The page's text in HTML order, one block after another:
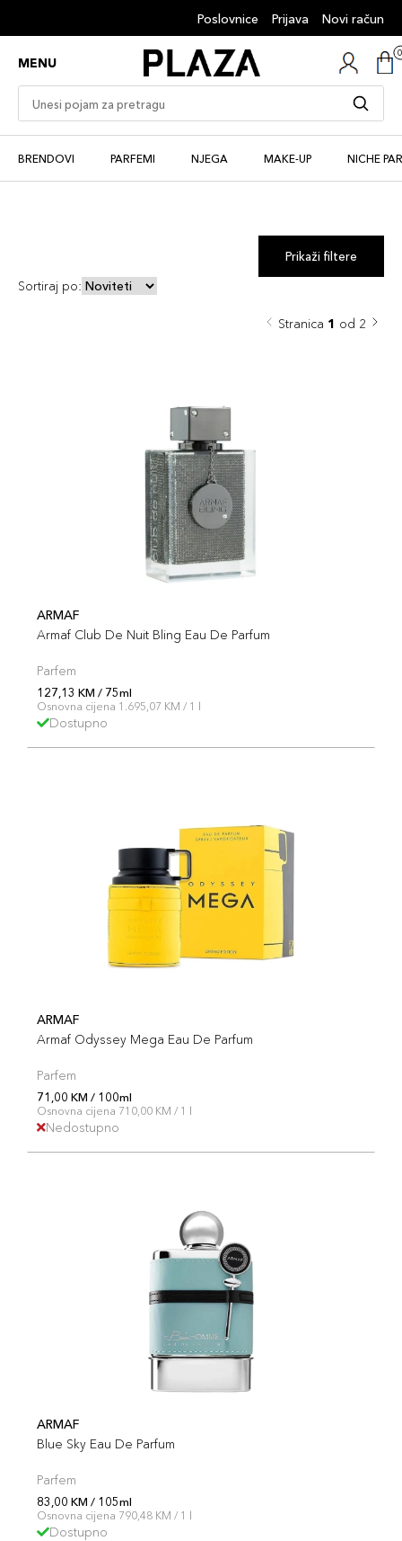
Poslovnice Prijava Novi račun
MENU
BRENDOVI PARFEMI NJEGA MAKE-UP NICHE
Prikaži filtere
Sortiraj po:
Stranica 1 od 2
ARMAF
Armaf Club De Nuit Bling Eau De Parfum
Parfem
127,13 KM / 75ml
Osnovna cijena 1.695,07 KM / 1 l
Dostupno
ARMAF
Armaf Odyssey Mega Eau De Parfum
Parfem
71,00 KM / 100ml
Osnovna cijena 710,00 KM / 1 l
Nedostupno
ARMAF
Blue Sky Eau De Parfum
Parfem
83,00 KM / 105ml
Osnovna cijena 790,48 KM / 1 l
Dostupno